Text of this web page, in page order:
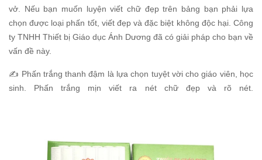
vở. Nếu bạn muốn luyện viết chữ đẹp trên bảng bạn phải lựa
chọn được loại phấn tốt, viết đẹp và đặc biệt không độc hại. Công
ty TNHH Thiết bị Giáo dục Ánh Dương đã có giải pháp cho bạn về
vấn đề này.
✍️ Phấn trắng thanh đậm là lựa chọn tuyệt vời cho giáo viên, học
sinh. Phấn trắng mịn viết ra nét chữ đẹp và rõ nét.